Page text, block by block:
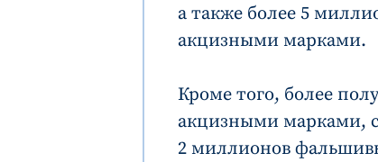
а также более 5
акцизными марками.
Кроме того, более
акцизными марками,
2 миллионов
МОЯ НОВОСТЬ